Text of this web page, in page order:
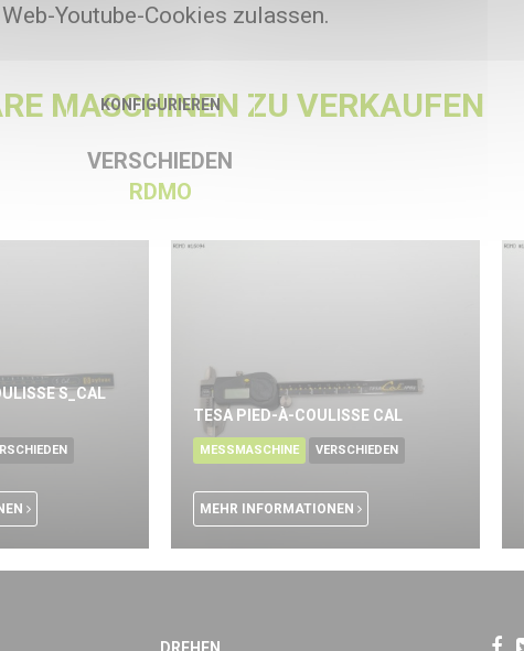
Youtube-Cookies zulassen.
KONFIGURIEREN
MASCHINEN ZU VERKAUFEN
VERSCHIEDEN
RDMO
S_CAL
TESA PIED-À-COULISSE CAL
MESSMASCHINE VERSCHIEDEN
MEHR INFORMATIONEN